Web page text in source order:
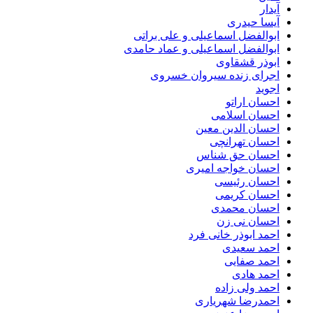
آیدار
آیسا حیدری
ابوالفضل اسماعیلی و علی براتی
ابوالفضل اسماعیلی و عماد حامدی
ابوذر قشقاوی
اجرای زنده سیروان خسروی
اجوید
احسان اراتو
احسان اسلامی
احسان الدین معین
احسان تهرانچی
احسان حق شناس
احسان خواجه امیری
احسان رئیسی
احسان کریمی
احسان محمدی
احسان نی زن
احمد ابوذر خانی فرد
احمد سعیدی
احمد صفایی
احمد هادی
احمد ولی زاده
احمدرضا شهریاری